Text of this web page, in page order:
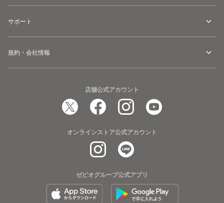
サポート
規約・会社情報
店舗公式アカウント
オンラインストア公式アカウント
ゼビオグループ公式アプリ